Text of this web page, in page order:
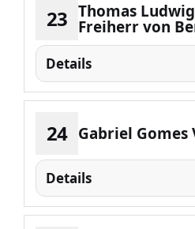
23 Thomas
Freiherr von
Details
24 Gabriel Gomes
Details